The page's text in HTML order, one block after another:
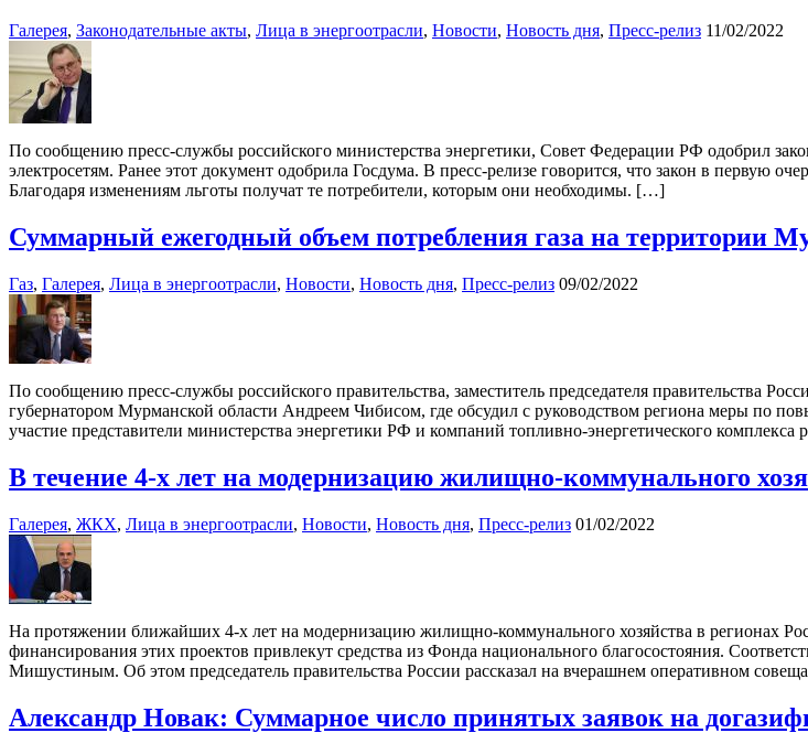
Галерея, Законодательные акты, Лица в энергоотрасли, Новости, Новость дня, Пресс-релиз 11/02/2022
По сообщению пресс-службы российского министерства энергетики, Совет Федерации РФ одобрил
электросетям. Ранее этот документ одобрила Госдума. В пресс-релизе говорится, что закон в первую
Благодаря изменениям льготы получат те потребители, которым они необходимы. […]
Суммарный ежегодный объем потребления газа на территории
Газ, Галерея, Лица в энергоотрасли, Новости, Новость дня, Пресс-релиз 09/02/2022
По сообщению пресс-службы российского правительства, заместитель председателя правительства
губернатором Мурманской области Андреем Чибисом, где обсудил с руководством региона меры по
участие представители министерства энергетики РФ и компаний топливно-энергетического
В течение 4-х лет на модернизацию жилищно-коммунального
Галерея, ЖКХ, Лица в энергоотрасли, Новости, Новость дня, Пресс-релиз 01/02/2022
На протяжении ближайших 4-х лет на модернизацию жилищно-коммунального хозяйства в регионах
финансирования этих проектов привлекут средства из Фонда национального благосостояния.
Мишустиным. Об этом председатель правительства России рассказал на вчерашнем оперативном
Александр Новак: Суммарное число принятых заявок на